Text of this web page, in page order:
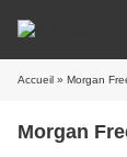
Accueil » Morgan
Morgan